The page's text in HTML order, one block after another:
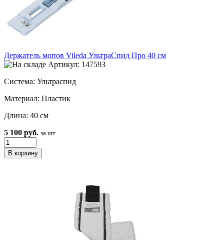
Держатель мопов Vileda УльтраСпид Про 40 см
Артикул: 147593
Система: Ультраспид
Материал: Пластик
Длина: 40 см
5 100 руб. за шт